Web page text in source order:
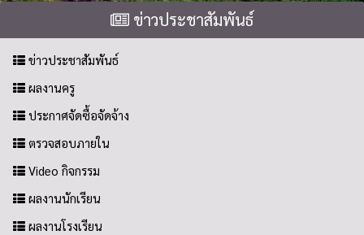
ข่าวประชาสัมพันธ์
ข่าวประชาสัมพันธ์
ผลงานครู
ประกาศจัดซื้อจัดจ้าง
ตรวจสอบภายใน
Video กิจกรรม
ผลงานนักเรียน
ผลงานโรงเรียน